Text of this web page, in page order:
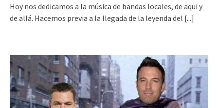
Hoy nos dedicamos a la música de bandas locales, de aqui y
de allá. Hacemos previa a la llegada de la leyenda del [...]